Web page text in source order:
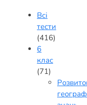
Всі
тести
(416)
6
клас
(71)